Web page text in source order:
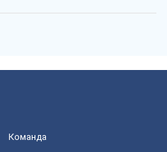
Команда